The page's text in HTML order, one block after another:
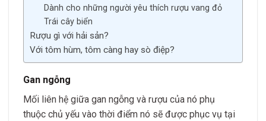
Dành cho những người yêu thích rượu vang đỏ
Trái cây biển
Rượu gì với hải sản?
Với tôm hùm, tôm càng hay sò điệp?
Gan ngỗng
Mối liên hệ giữa gan ngỗng và rượu của nó phụ
thuộc chủ yếu vào thời điểm nó sẽ được phục vụ tại